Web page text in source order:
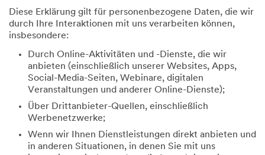
Diese Erklärung gilt für personenbezogene Daten, die wir
durch Ihre Interaktionen mit uns verarbeiten können,
insbesondere:
Durch Online-Aktivitäten und -Dienste, die wir
anbieten (einschließlich unserer Websites, Apps,
Social-Media-Seiten, Webinare, digitalen
Veranstaltungen und anderer Online-Dienste);
Über Drittanbieter-Quellen, einschließlich
Werbenetzwerke;
Wenn wir Ihnen Dienstleistungen direkt anbieten und
in anderen Situationen, in denen Sie mit uns